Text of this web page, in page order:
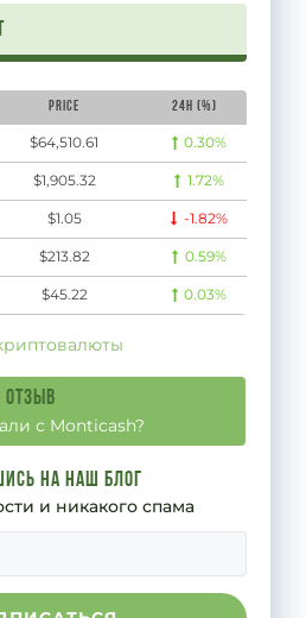
Price 24H (%)
$64,510.61 0.30%
$1,905.32 1.72%
$1.05 -1.82%
$213.82 0.59%
$45.22 0.03%
отзыв
с Monticash?
на наш блог
и никакого спама